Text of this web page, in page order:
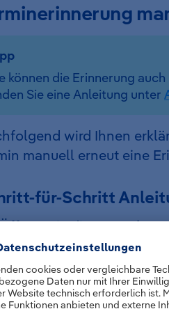
können die Erinnerung
Sie eine Anleitung unter
wird Ihnen
manuell erneut eine
für-Schritt
Sie die
Sie aufTermine
Sie zu
Sie Ihren Termin